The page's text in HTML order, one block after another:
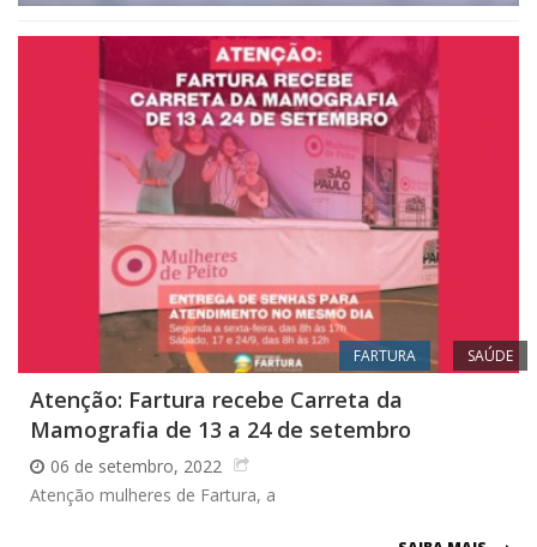
FARTURA SAÚDE
Atenção: Fartura recebe Carreta da
Mamografia de 13 a 24 de setembro
06 de setembro, 2022
Atenção mulheres de Fartura, a